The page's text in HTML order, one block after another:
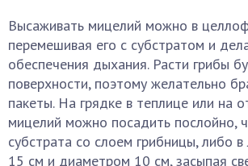
Высаживать мицелий можно в
перемешивая его с субстратом и
обеспечения дыхания. Расти грибы
поверхности, поэтому желательно
пакеты. На грядке в теплице или на
мицелий можно посадить послойно,
субстрата со слоем грибницы, либо в
15 см и диаметром 10 см, засыпая